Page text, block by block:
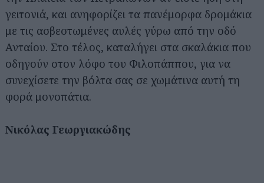
γειτονιά, και ανηφορίζει τα πανέμορφα δρομάκια
με τις ασβεστωμένες αυλές γύρω από την οδό
Ανταίου. Στο τέλος, καταλήγει στα σκαλάκια που
οδηγούν στον λόφο του Φιλοπάππου, για να
συνεχίσετε την βόλτα σας σε χωμάτινα αυτή τη
φορά μονοπάτια.
Νικόλας Γεωργιακώδης